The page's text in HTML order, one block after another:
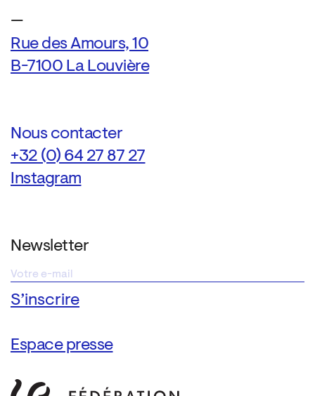
—
Rue des Amours, 10
B-7100 La Louvière
Nous contacter
+32 (0) 64 27 87 27
Instagram
Newsletter
Espace presse